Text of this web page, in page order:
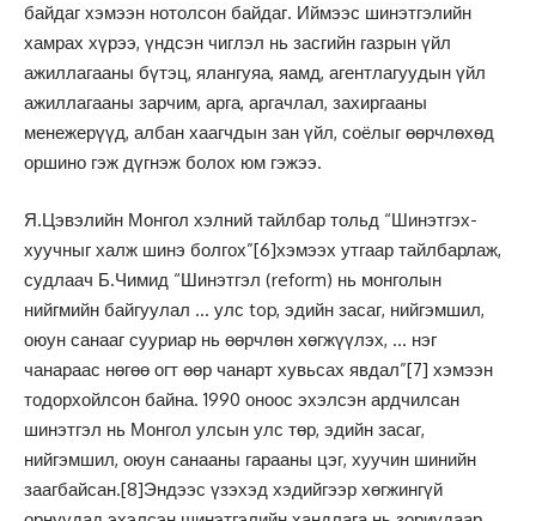
байдаг хэмээн нотолсон байдаг. Иймээс шинэтгэлийн
хамрах хүрээ, үндсэн чиглэл нь засгийн газрын үйл
ажиллагааны бүтэц, ялангуяа, яамд, агентлагуудын үйл
ажиллагааны зарчим, арга, аргачлал, захиргааны
менежерүүд, албан хаагчдын зан үйл, соёлыг өөрчлөхөд
оршино гэж дүгнэж болох юм гэжээ.
Я.Цэвэлийн Монгол хэлний тайлбар тольд “Шинэтгэх-
хуучныг халж шинэ болгох”[6]хэмээх утгаар тайлбарлаж,
судлаач Б.Чимид “Шинэтгэл (reform) нь монголын
нийгмийн байгуулал … улс top, эдийн засаг, нийгэмшил,
оюун санааг сууриар нь өөрчлөн хөгжүүлэх, … нэг
чанараас нөгөө огт өөр чанарт хувьсах явдал”[7] хэмээн
тодорхойлсон байна. 1990 оноос эхэлсэн ардчилсан
шинэтгэл нь Монгол улсын улс төр, эдийн засаг,
нийгэмшил, оюун санааны гарааны цэг, хуучин шинийн
заагбайсан.[8]Эндээс үзэхэд хэдийгээр хөгжингүй